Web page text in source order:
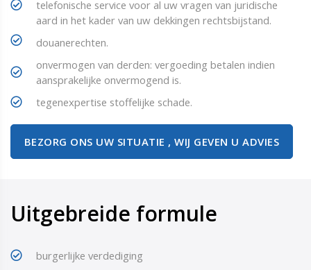
telefonische service voor al uw vragen van juridische
aard in het kader van uw dekkingen rechtsbijstand.
douanerechten.
onvermogen van derden: vergoeding betalen indien
aansprakelijke onvermogend is.
tegenexpertise stoffelijke schade.
BEZORG ONS UW SITUATIE , WIJ GEVEN U ADVIES
Uitgebreide formule
burgerlijke verdediging